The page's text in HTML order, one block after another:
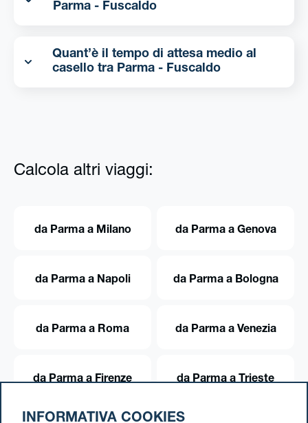
Parma - Fuscaldo
Quant’è il tempo di attesa medio al
casello tra Parma - Fuscaldo
Calcola altri viaggi:
da Parma a Milano da Parma a Genova
da Parma a Napoli da Parma a Bologna
da Parma a Roma da Parma a Venezia
da Parma a Firenze da Parma a Trieste
INFORMATIVA COOKIES